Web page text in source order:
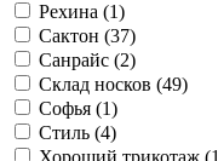
Рехина (1)
Сактон (37)
Санрайс (2)
Склад носков (49)
Софья (1)
Стиль (4)